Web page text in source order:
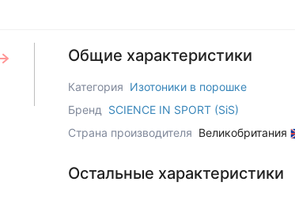
Общие характеристики
Категория Изотоники в порошке
Бренд
SCIENCE IN SPORT (SiS)
Страна производителя Великобритания
Остальные характеристики